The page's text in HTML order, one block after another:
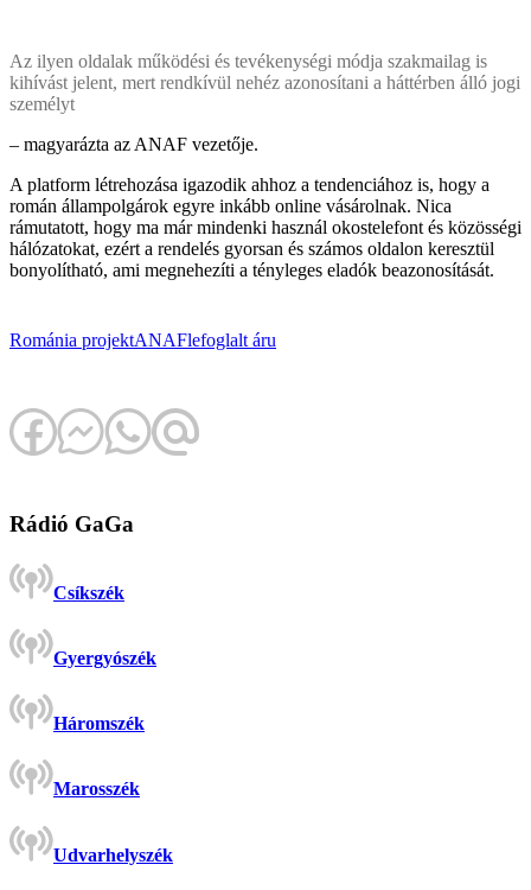
Az ilyen oldalak működési és tevékenységi módja szakmailag is
kihívást jelent, mert rendkívül nehéz azonosítani a háttérben álló jogi
személyt
– magyarázta az ANAF vezetője.
A platform létrehozása igazodik ahhoz a tendenciához is, hogy a
román állampolgárok egyre inkább online vásárolnak. Nica
rámutatott, hogy ma már mindenki használ okostelefont és közösségi
hálózatokat, ezért a rendelés gyorsan és számos oldalon keresztül
bonyolítható, ami megnehezíti a tényleges eladók beazonosítását.
Románia projektANAFlefoglalt áru
Rádió GaGa
Csíkszék
Gyergyószék
Háromszék
Marosszék
Udvarhelyszék